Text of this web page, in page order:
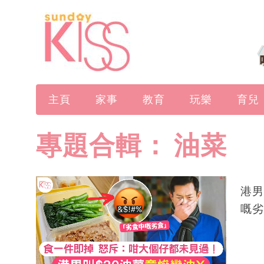
主頁 家事 教育 玩樂 育兒
專題合輯： 油菜
港
嘅